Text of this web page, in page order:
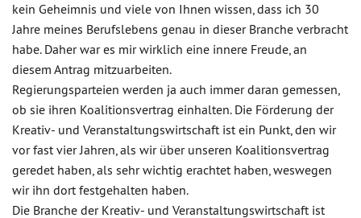
kein Geheimnis und viele von Ihnen wissen, dass ich 30
Jahre meines Berufslebens genau in dieser Branche verbracht
habe. Daher war es mir wirklich eine innere Freude, an
diesem Antrag mitzuarbeiten.
Regierungsparteien werden ja auch immer daran gemessen,
ob sie ihren Koalitionsvertrag einhalten. Die Förderung der
Kreativ- und Veranstaltungswirtschaft ist ein Punkt, den wir
vor fast vier Jahren, als wir über unseren Koalitionsvertrag
geredet haben, als sehr wichtig erachtet haben, weswegen
wir ihn dort festgehalten haben.
Die Branche der Kreativ- und Veranstaltungswirtschaft ist